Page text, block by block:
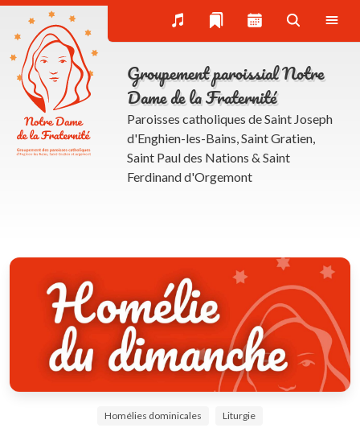
Bulletin paroissial (Trait d’union) et actualités du
groupement NDF
Inscription à la newsletter
La rubrique spirituelle
Donner à l’Eglise
Groupement paroissial Notre
Dame de la Fraternité
Paroisses catholiques de Saint Joseph
d'Enghien-les-Bains, Saint Gratien,
Saint Paul des Nations & Saint
Ferdinand d'Orgemont
Homélies dominicales Liturgie